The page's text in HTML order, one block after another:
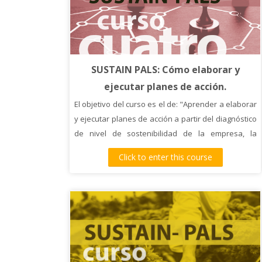
SUSTAIN PALS: Cómo elaborar y
ejecutar planes de acción.
El objetivo del curso es el de: "Aprender a elaborar
y ejecutar planes de acción a partir del diagnóstico
de nivel de sostenibilidad de la empresa, la
identificación de prioridades y definición de
acciones de mejora”.Click to enter this course